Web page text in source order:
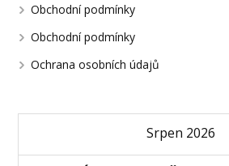
Obchodní podmínky
Obchodní podmínky
Ochrana osobních údajů
Srpen 2026